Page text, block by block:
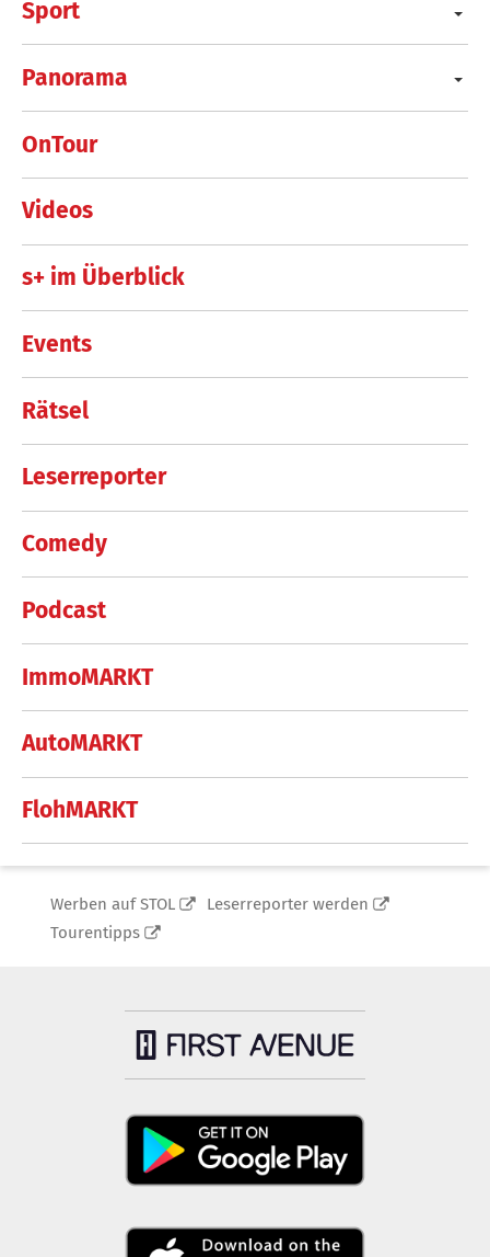
Sport
Panorama
OnTour
Videos
s+ im Überblick
Events
Rätsel
Leserreporter
Comedy
Podcast
ImmoMARKT
AutoMARKT
FlohMARKT
Werben auf STOL
Leserreporter werden
Tourentipps